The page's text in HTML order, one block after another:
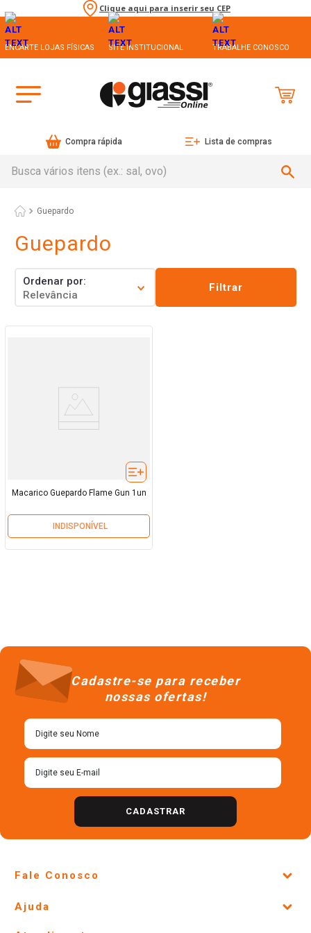
Clique aqui para inserir seu CEP
ENCARTE LOJAS FÍSICAS SITE INSTITUCIONAL TRABALHE CONOSCO
Compra rápida Lista de compras
Guepardo
Guepardo
Ordenar por
Relevância
Filtrar
Macarico Guepardo Flame Gun 1un
INDISPONÍVEL
Cadastre-se para receber
nossas ofertas!
CADASTRAR
Fale Conosco
Lojas Físicas e Horários
Ajuda